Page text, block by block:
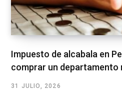
Impuesto de alcabala en
comprar un departamento
31 JULIO, 2026